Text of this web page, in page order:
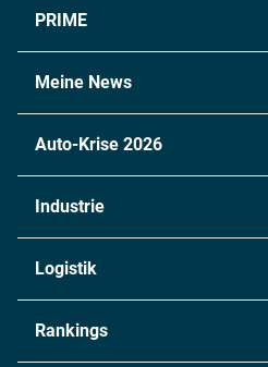
PRIME
Meine News
Auto-Krise 2026
Industrie
Chemie
Logistik
Rankings